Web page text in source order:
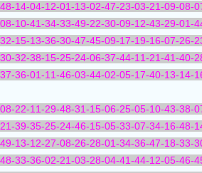
14-04-12-01-13-02-47-23-03-21-09-08-
10-41-34-33-49-22-30-09-12-43-29-01-
15-13-36-30-47-45-09-17-19-16-07-26-
32-38-15-25-24-06-37-44-11-21-41-40-
36-01-11-46-03-44-02-05-17-40-13-14-
22-11-29-48-31-15-06-25-05-10-43-38-
39-35-25-24-46-15-05-33-07-34-16-48-
13-12-27-08-26-28-01-34-36-47-18-33-
33-36-02-21-03-28-04-41-44-12-05-46-